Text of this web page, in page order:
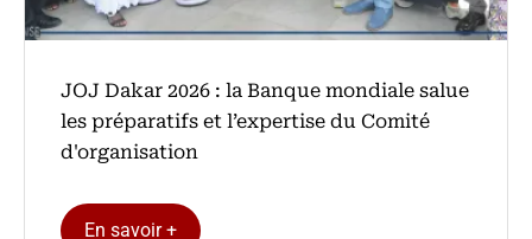
‎JOJ Dakar 2026 : la Banque mondiale salue
les préparatifs et l’expertise du Comité
d'organisation
En savoir +